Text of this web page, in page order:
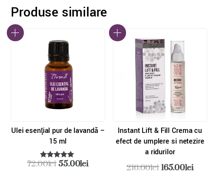
Produse similare
Ulei esenţial pur de lavandă –
15 ml
Evaluat la
72.00leiPrețul
55.00leiPrețul
Instant Lift & Fill Crema cu
efect de umplere si netezire
a ridurilor
216.00leiPrețul
165.00leiPrețul